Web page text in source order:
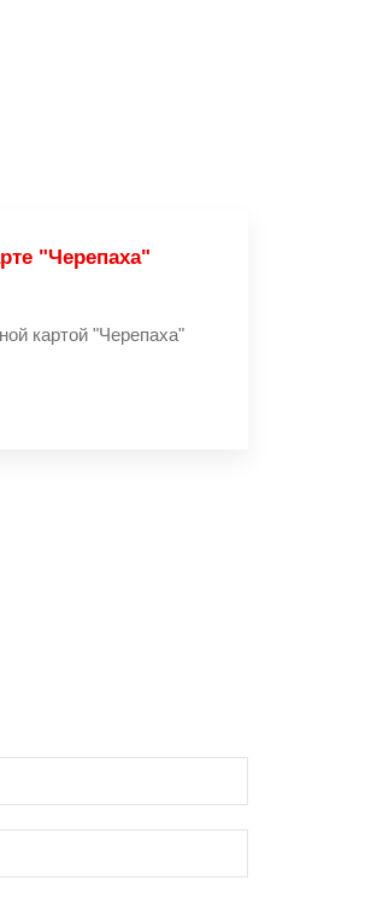
"Черепаха"
картой "Черепаха"